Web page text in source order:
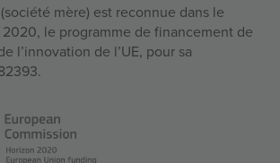
mère) est reconnue dans le
2020, le programme de financement de
l’innovation de l’UE, pour sa